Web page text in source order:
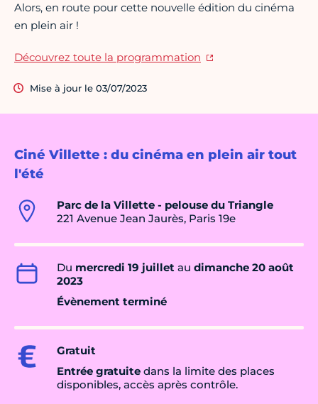
Ciné Villette : du cinéma en plein air tout
l'été
Parc de la Villette - pelouse du Triangle
221 Avenue Jean Jaurès, Paris 19e
Du mercredi 19 juillet au dimanche 20 août
2023
Évènement terminé
Gratuit
Entrée gratuite dans la limite des places
disponibles, accès après contrôle.
Alors, en route pour cette nouvelle édition du cinéma
en plein air !
Découvrez toute la programmation
Mise à jour le 03/07/2023